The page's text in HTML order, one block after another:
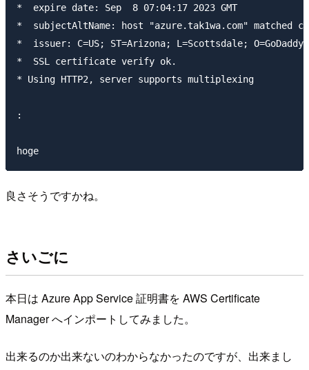
*  expire date: Sep  8 07:04:17 2023 GMT
*  subjectAltName: host "azure.tak1wa.com" matched
*  issuer: C=US; ST=Arizona; L=Scottsdale;
*  SSL certificate verify ok.
* Using HTTP2, server supports multiplexing
:
良さそうですかね。
さいごに
本日は Azure App Service 証明書を AWS Certificate
Manager へインポートしてみました。
出来るのか出来ないのわからなかったのですが、出来まし